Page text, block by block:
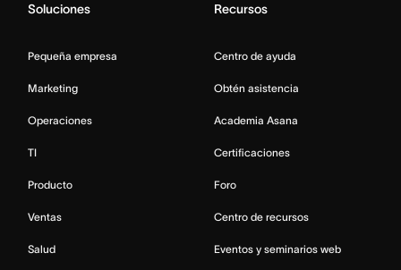
Soluciones
Pequeña empresa
Marketing
Operaciones
TI
Producto
Ventas
Salud
Recursos
Centro de ayuda
Obtén asistencia
Academia Asana
Certificaciones
Foro
Centro de recursos
Eventos y seminarios web